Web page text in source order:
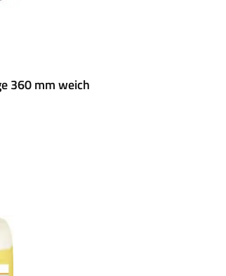
360 mm weich